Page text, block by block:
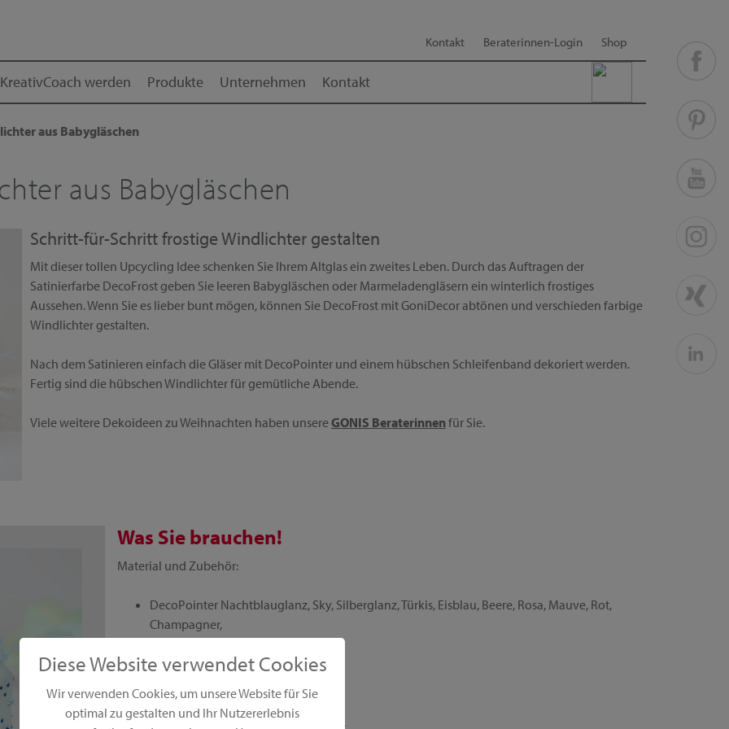
Diese Website verwendet Cookies
Wir verwenden Cookies, um unsere Website für Sie
optimal zu gestalten und Ihr Nutzererlebnis
Kontakt Beraterinnen-Login Shop
werden Produkte Unternehmen Kontakt
aus Babygläschen
aus Babygläschen
Schritt-für-Schritt frostige Windlichter gestalten
Mit dieser tollen Upcycling Idee schenken Sie Ihrem Altglas ein zweites Leben. Durch das Auftragen der
Satinierfarbe DecoFrost geben Sie leeren Babygläschen oder Marmeladengläsern ein winterlich frostiges
Aussehen. Wenn Sie es lieber bunt mögen, können Sie DecoFrost mit GoniDecor abtönen und verschieden farbige
Windlichter gestalten.
Nach dem Satinieren einfach die Gläser mit DecoPointer und einem hübschen Schleifenband dekoriert werden.
Fertig sind die hübschen Windlichter für gemütliche Abende.
Viele weitere Dekoideen zu Weihnachten haben unsereGONIS Beraterinnenfür Sie.
Was Sie brauchen!
Material und Zubehör:
DecoPointer Nachtblauglanz, Sky, Silberglanz, Türkis, Eisblau, Beere, Rosa, Mauve, Rot,
Champagner,
GoniDecor Türkis-Perle,
Waxonal,
Tupfschwamm oder Schwämmchen,